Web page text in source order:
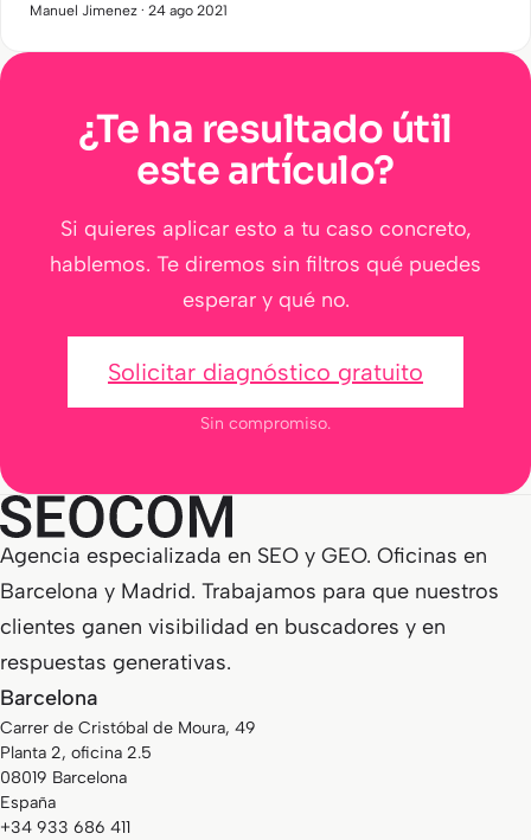
protagonistas y tendencias del sector SEO van cambiando
Manuel Jimenez · 24 ago 2021
¿Te ha resultado útil
este artículo?
Si quieres aplicar esto a tu caso concreto,
hablemos. Te diremos sin filtros qué puedes
esperar y qué no.
Solicitar diagnóstico gratuito
Sin compromiso.
Agencia especializada en SEO y GEO. Oficinas en
Barcelona y Madrid. Trabajamos para que nuestros
clientes ganen visibilidad en buscadores y en
respuestas generativas.
Barcelona
Carrer de Cristóbal de Moura, 49
Planta 2, oficina 2.5
08019 Barcelona
España
+34 933 686 411